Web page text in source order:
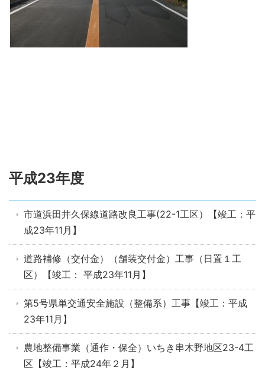
平成23年度
市道浜田井久保線道路改良工事(22-1工区）【竣工：平
成23年11月】
道路補修（交付金）（舗装交付金）工事（日置１工
区）【竣工： 平成23年11月】
第5号県単交通安全施設（整備系）工事【竣工：平成
23年11月】
農地整備事業（通作・保全）いちき串木野地区23-4工
区【竣工：平成24年２月】